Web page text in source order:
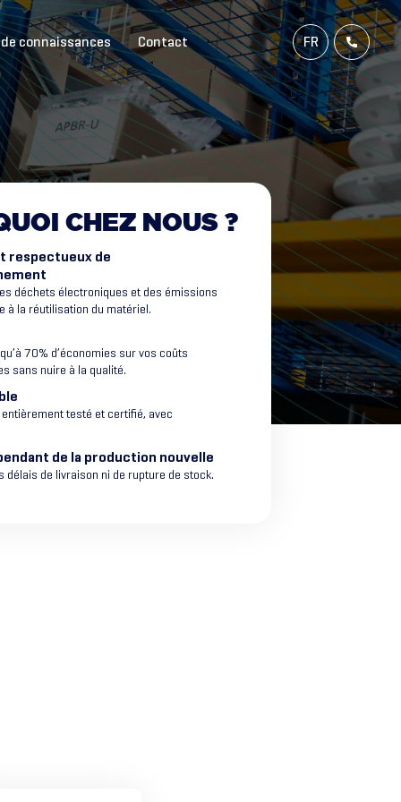
connaissances
Contact
NL
FR
EN
DE
CHEZ NOUS ?
respectueux de
déchets électroniques et des émissions
à la réutilisation du matériel.
70% d’économies sur vos coûts
sans nuire à la qualité.
testé et certifié, avec
de la production nouvelle
délais de livraison ni de rupture de stock.